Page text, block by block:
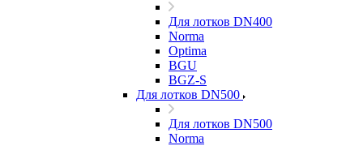
Для лотков DN400
Norma
Optima
BGU
BGZ-S
Для лотков DN500
Для лотков DN500
Norma